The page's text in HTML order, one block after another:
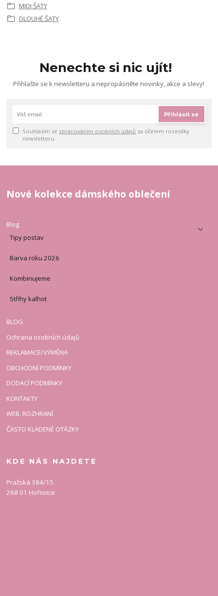
MIDI ŠATY
DLOUHÉ ŠATY
Nenechte si nic ujít!
Přihlašte se k newsletteru a nepropásněte novinky, akce a slevy!
Přihlásit se
Souhlasím se zpracováním osobních údajů za účelem rozesílky
newsletteru.
Nové kolekce dámského oblečení
Blog
Tipy postav
Barva roku 2026
Kombinujeme
Střihy kalhot
BLOG
Ochrana osobních údajů
REKLAMACE/VÝMĚNA
OBCHODNÍ PODMÍNKY
DODACÍ PODMÍNKY
KONTAKTY
WEB. ROZHRANÍ
ČASTO KLADENÉ OTÁZKY
KDE NÁS NAJDETE
Pražská 384/15
268 01 Hořovice